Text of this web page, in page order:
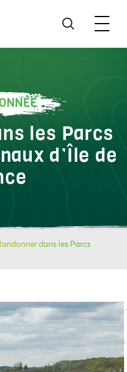
les Parcs
d’Île de
dans les Parcs